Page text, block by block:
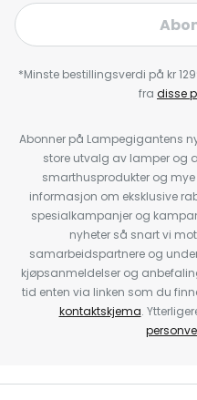
*Minste bestillingsverdi på kr
fra disse
Abonner på Lampegigantens
store utvalg av lamper og
smarthusprodukter og
informasjon om eksklusive
spesialkampanjer og
nyheter så snart vi
samarbeidspartnere og
kjøpsanmeldelser og
tid enten via linken som du
kontaktskjema.